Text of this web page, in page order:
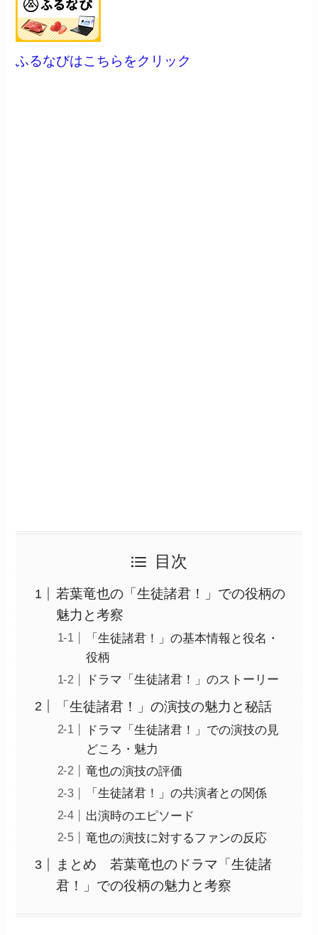
ふるなびはこちらをクリック
目次
若葉竜也の「生徒諸君！」での役柄の
魅力と考察
「生徒諸君！」の基本情報と役名・
役柄
ドラマ「生徒諸君！」のストーリー
「生徒諸君！」の演技の魅力と秘話
ドラマ「生徒諸君！」での演技の見
どころ・魅力
竜也の演技の評価
「生徒諸君！」の共演者との関係
出演時のエピソード
竜也の演技に対するファンの反応
まとめ 若葉竜也のドラマ「生徒諸
君！」での役柄の魅力と考察